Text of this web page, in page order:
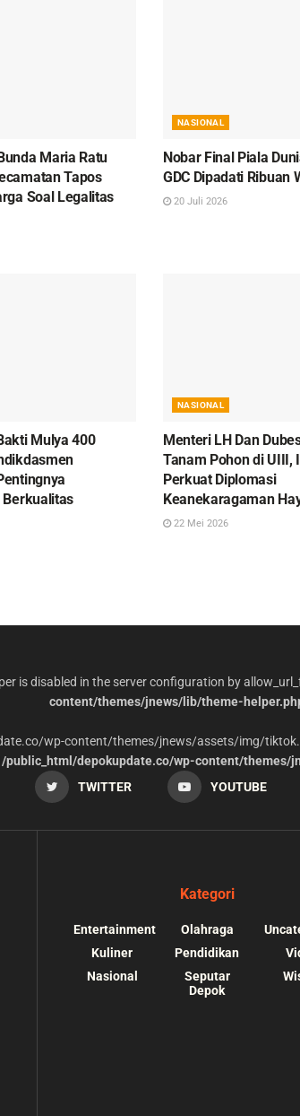
Maria Ratu
Tapos
Soal Legalitas
NASIONAL
Nobar Final Piala
GDC Dipadati Ribuan
20 Juli 2026
Mulya 400
NASIONAL
Menteri LH Dan
Tanam Pohon di UIII,
Perkuat Diplomasi
Keanekaragaman
22 Mei 2026
is disabled in the server configuration by
content/themes/jnews/lib/theme-
wp-content/themes/jnews/assets/img/
public_html/depokupdate.co/wp-content/themes/
TWITTER YOUTUBE
Kategori
Entertainment
Kuliner
Nasional
Olahraga
Pendidikan
Seputar
Depok
/home/u7064241/